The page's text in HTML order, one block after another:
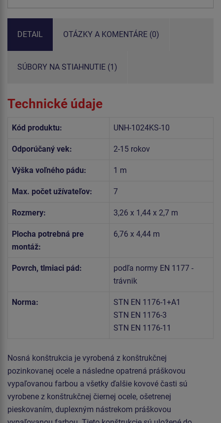
DETAIL OTÁZKY A KOMENTÁRE (0)
SÚBORY NA STIAHNUTIE (1)
Technické údaje
Kód produktu: UNH-1024KS-10
Odporúčaný vek: 2-15 rokov
Výška voľného pádu: 1 m
Max. počet užívateľov: 7
Rozmery: 3,26 x 1,44 x 2,7 m
Plocha potrebná pre
montáž:
6,76 x 4,44 m
Povrch, tlmiaci pád:
podľa normy EN 1177 -
trávnik
Norma:
STN EN 1176-1+A1
STN EN 1176-3
STN EN 1176-11
Nosná konštrukcia je vyrobená z konštrukčnej
pozinkovanej ocele a následne opatrená práškovou
vypaľovanou farbou a všetky ďalšie kovové časti sú
vyrobene z konštrukčnej čiernej ocele, ošetrenej
pieskovaním, duplexným nástrekom práškovou